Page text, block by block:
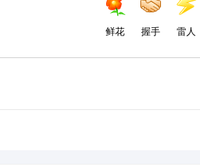
鲜花 握手 雷人